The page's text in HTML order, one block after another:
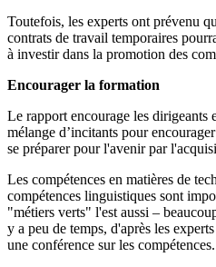
Toutefois, les experts ont prévenu
contrats de travail temporaires
à investir dans la promotion des
Encourager la formation
Le rapport encourage les dirigeants
mélange d’incitants pour
se préparer pour l'avenir par
Les compétences en matières de
compétences linguistiques sont
"métiers verts" l'est aussi –
y a peu de temps, d'après les
une conférence sur les compétences.